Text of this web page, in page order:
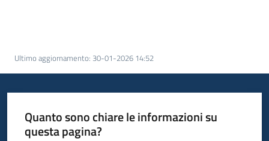
I
centri
l'impiego
Ultimo aggiornamento: 30-01-2026 14:52
Quanto sono chiare le informazioni su
questa pagina?